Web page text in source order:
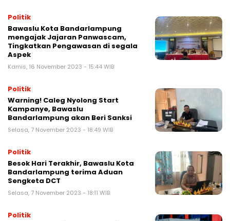
Politik
Bawaslu Kota Bandarlampung
mengajak Jajaran Panwascam,
Tingkatkan Pengawasan di segala
Aspek
Kamis, 16 November 2023 - 15:44 WIB
Politik
Warning! Caleg Nyolong Start
Kampanye, Bawaslu
Bandarlampung akan Beri Sanksi
Selasa, 7 November 2023 - 18:49 WIB
Politik
Besok Hari Terakhir, Bawaslu Kota
Bandarlampung terima Aduan
Sengketa DCT
Selasa, 7 November 2023 - 18:11 WIB
Politik